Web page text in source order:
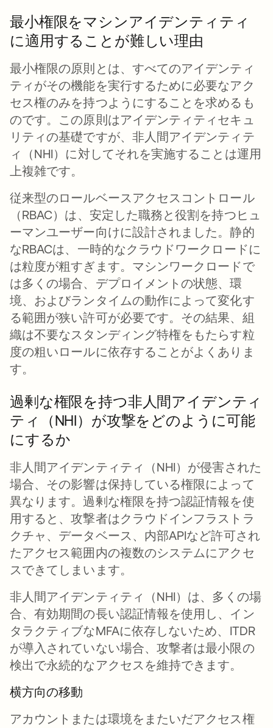
最小権限をマシンアイデンティティ
に適用することが難しい理由
最小権限の原則とは、すべてのアイデンティ
ティがその機能を実行するために必要なアク
セス権のみを持つようにすることを求めるも
のです。この原則はアイデンティティセキュ
リティの基礎ですが、非人間アイデンティテ
ィ（NHI）に対してそれを実施することは運用
上複雑です。
従来型のロールベースアクセスコントロール
（RBAC）は、安定した職務と役割を持つヒュ
ーマンユーザー向けに設計されました。静的
なRBACは、一時的なクラウドワークロードに
は粒度が粗すぎます。マシンワークロードで
は多くの場合、デプロイメントの状態、環
境、およびランタイムの動作によって変化す
る範囲が狭い許可が必要です。その結果、組
織は不要なスタンディング特権をもたらす粒
度の粗いロールに依存することがよくありま
す。
過剰な権限を持つ非人間アイデンティ
ティ（NHI）が攻撃をどのように可能
にするか
非人間アイデンティティ（NHI）が侵害された
場合、その影響は保持している権限によって
異なります。過剰な権限を持つ認証情報を使
用すると、攻撃者はクラウドインフラストラ
クチャ、データベース、内部APIなど許可され
たアクセス範囲内の複数のシステムにアクセ
スできてしまいます。
非人間アイデンティティ（NHI）は、多くの場
合、有効期間の長い認証情報を使用し、イン
タラクティブなMFAに依存しないため、ITDR
が導入されていない場合、攻撃者は最小限の
検出で永続的なアクセスを維持できます。
横方向の移動
アカウントまたは環境をまたいだアクセス権